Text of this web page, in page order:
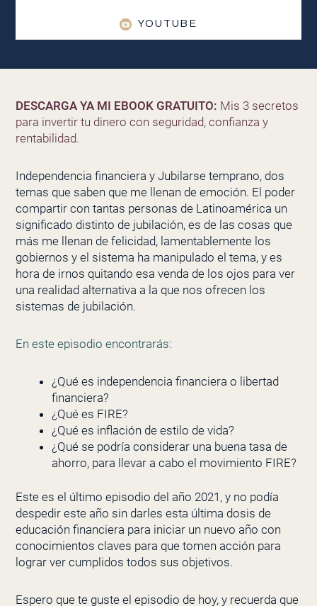
YOUTUBE
DESCARGA YA MI EBOOK GRATUITO: Mis 3 secretos
para invertir tu dinero con seguridad, confianza y
rentabilidad.
Independencia financiera y Jubilarse temprano, dos
temas que saben que me llenan de emoción. El poder
compartir con tantas personas de Latinoamérica un
significado distinto de jubilación, es de las cosas que
más me llenan de felicidad, lamentablemente los
gobiernos y el sistema ha manipulado el tema, y es
hora de irnos quitando esa venda de los ojos para ver
una realidad alternativa a la que nos ofrecen los
sistemas de jubilación.
En este episodio encontrarás:
¿Qué es independencia financiera o libertad
financiera?
¿Qué es FIRE?
¿Qué es inflación de estilo de vida?
¿Qué se podría considerar una buena tasa de
ahorro, para llevar a cabo el movimiento FIRE?
Este es el último episodio del año 2021, y no podía
despedir este año sin darles esta última dosis de
educación financiera para iniciar un nuevo año con
conocimientos claves para que tomen acción para
lograr ver cumplidos todos sus objetivos.
Espero que te guste el episodio de hoy, y recuerda que